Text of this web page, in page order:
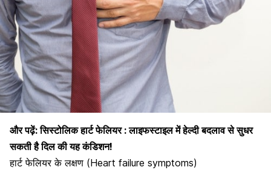
और पढ़ें:सिस्टोलिक हार्ट फेलियर : लाइफस्टाइल में हेल्दी बदलाव से सुधर
सकती है दिल की यह कंडिशन!
हार्ट फेलियर के लक्षण (Heart failure symptoms)